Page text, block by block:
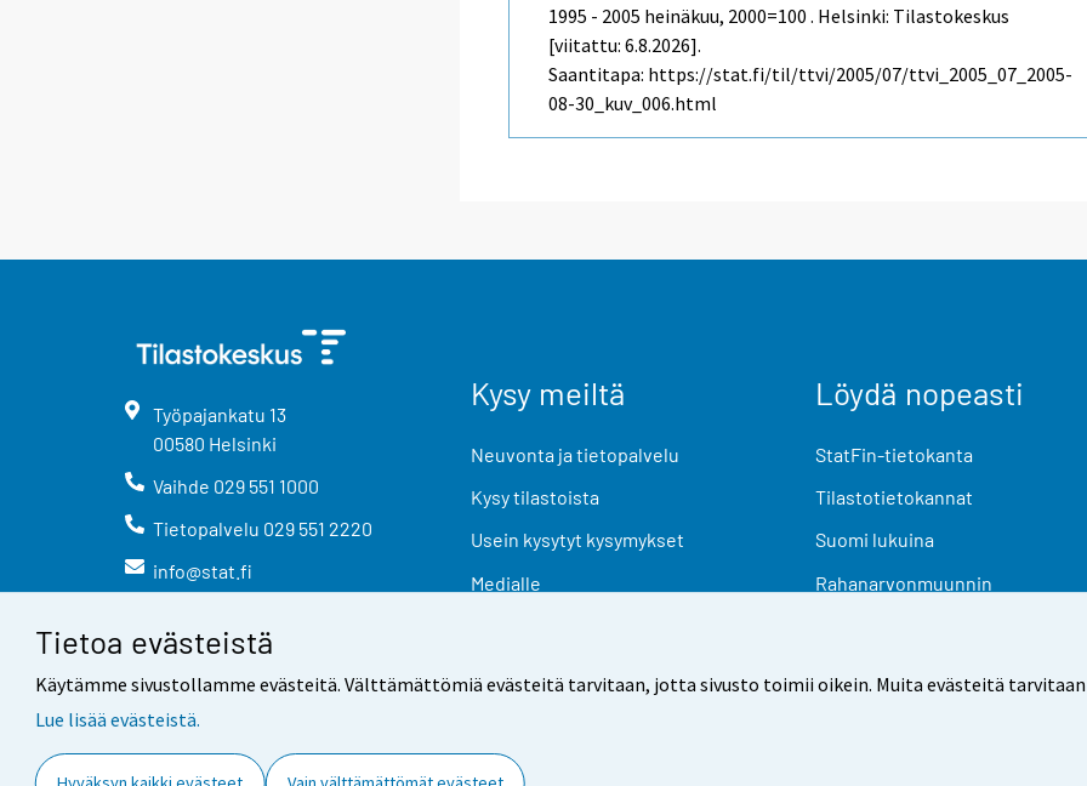
Tietoa evästeistä
Käytämme sivustollamme evästeitä. Välttämättömiä evästeitä tarvitaan, jotta sivusto toimii oikein. Muita evästeitä
Lue lisää evästeistä.
1995 - 2005 heinäkuu, 2000=100 . Helsinki: Tilastokeskus
[viitattu: 6.8.2026].
Saantitapa: https://stat.fi/til/ttvi/2005/07/ttvi_2005_07_2005-
08-30_kuv_006.html
Työpajankatu 13
00580 Helsinki
Vaihde 029 551 1000
Tietopalvelu 029 551 2220
info@stat.fi
Kysy meiltä
Neuvonta ja tietopalvelu
Kysy tilastoista
Usein kysytyt kysymykset
Medialle
Löydä nopeasti
StatFin-tietokanta
Tilastotietokannat
Suomi lukuina
Rahanarvonmuunnin
Yhteystiedot Palaute